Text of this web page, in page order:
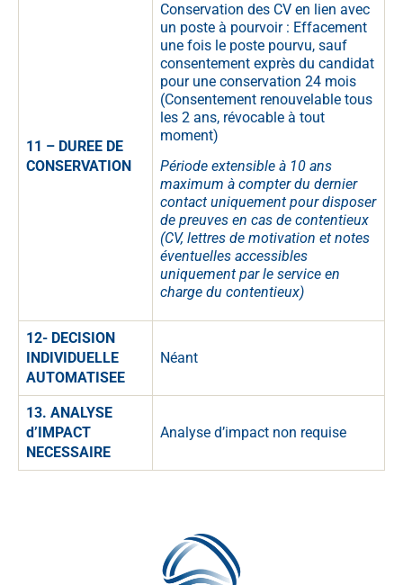
11 – DUREE DE
CONSERVATION
Conservation des CV en lien avec
un poste à pourvoir : Effacement
une fois le poste pourvu, sauf
consentement exprès du candidat
pour une conservation 24 mois
(Consentement renouvelable tous
les 2 ans, révocable à tout
moment)
Période extensible à 10 ans
maximum à compter du dernier
contact uniquement pour disposer
de preuves en cas de contentieux
(CV, lettres de motivation et notes
éventuelles accessibles
uniquement par le service en
charge du contentieux)
12- DECISION
INDIVIDUELLE
AUTOMATISEE
Néant
13. ANALYSE
d’IMPACT
NECESSAIRE
Analyse d’impact non requise